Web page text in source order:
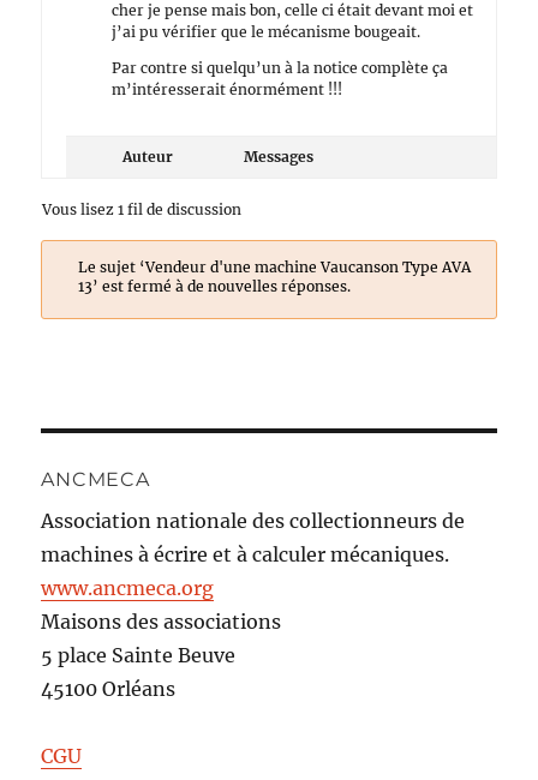
cher je pense mais bon, celle ci était devant moi et
j’ai pu vérifier que le mécanisme bougeait.
Par contre si quelqu’un à la notice complète ça
m’intéresserait énormément !!!
Auteur Messages
Vous lisez 1 fil de discussion
Le sujet ‘Vendeur d'une machine Vaucanson Type AVA
13’ est fermé à de nouvelles réponses.
ANCMECA
Association nationale des collectionneurs de
machines à écrire et à calculer mécaniques.
www.ancmeca.org
Maisons des associations
5 place Sainte Beuve
45100 Orléans
CGU